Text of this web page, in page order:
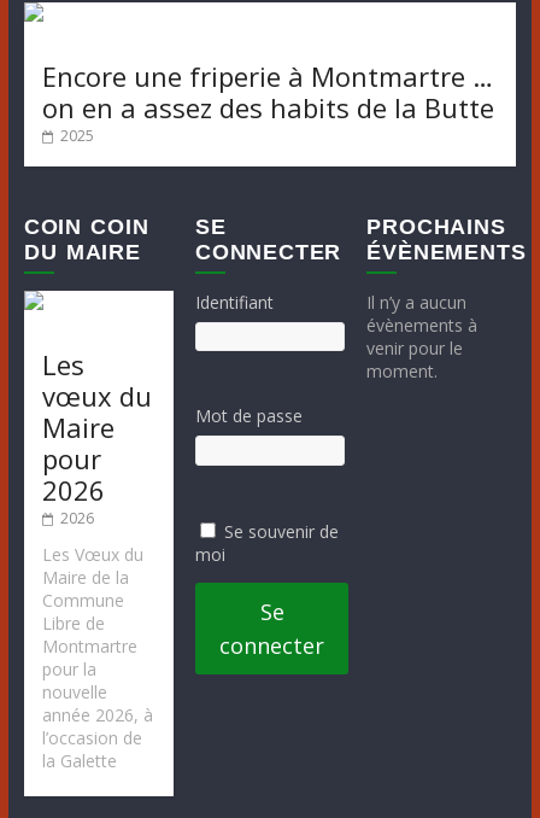
Encore une friperie à Montmartre …
on en a assez des habits de la Butte
2025
COIN COIN
DU MAIRE
Les
vœux du
Maire
pour
2026
2026
Les Vœux du
Maire de la
Commune
Libre de
Montmartre
pour la
nouvelle
année 2026, à
l’occasion de
la Galette
SE
CONNECTER
Identifiant
Mot de passe
Se souvenir de
moi
Se
connecter
PROCHAINS
ÉVÈNEMENTS
Il n’y a aucun
évènements à
venir pour le
moment.